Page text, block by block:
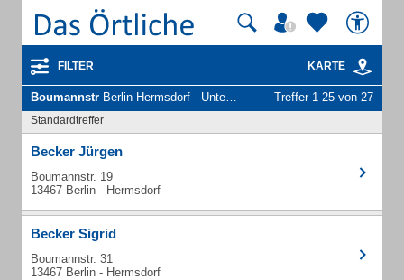
FILTER KARTE
Boumannstr Berlin Hermsdorf - Unternehmen und Personen Treffer 1-25 von 27
Standardtreffer
Becker Jürgen
Boumannstr. 19
13467 Berlin - Hermsdorf
Becker Sigrid
Boumannstr. 31
13467 Berlin - Hermsdorf